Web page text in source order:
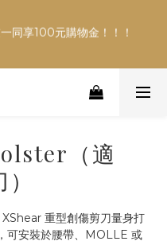
即時，購買前可與小編確
即時，購買前可與小編確
免空等。
（適
重型創傷剪刀量身打
可安裝於腰帶、MOLLE 或